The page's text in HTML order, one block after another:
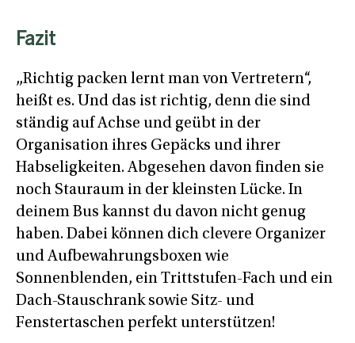
Fazit
„Richtig packen lernt man von Vertretern“,
heißt es. Und das ist richtig, denn die sind
ständig auf Achse und geübt in der
Organisation ihres Gepäcks und ihrer
Habseligkeiten. Abgesehen davon finden sie
noch Stauraum in der kleinsten Lücke. In
deinem Bus kannst du davon nicht genug
haben. Dabei können dich clevere Organizer
und Aufbewahrungsboxen wie
Sonnenblenden, ein Trittstufen-Fach und ein
Dach-Stauschrank sowie Sitz- und
Fenstertaschen perfekt unterstützen!